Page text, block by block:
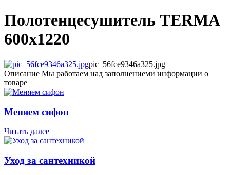
Полотенцесушитель TERMA
600x1220
pic_56fce9346a325.jpg
Описание Мы работаем над заполнениеми информации о
товаре
Меняем сифон
Читать далее
Уход за сантехникой